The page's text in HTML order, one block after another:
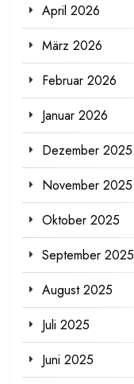
April 2026
März 2026
Februar 2026
Januar 2026
Dezember 2025
November 2025
Oktober 2025
September 2025
August 2025
Juli 2025
Juni 2025